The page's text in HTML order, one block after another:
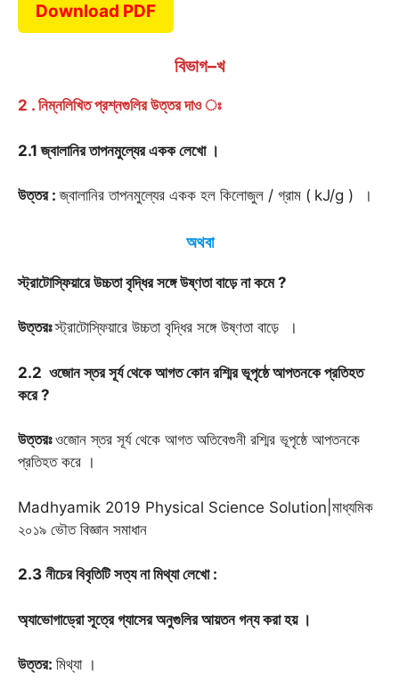
Download PDF
বিভাগ–খ
2 . নিম্নলিখিত প্রশ্নগুলির উত্তর দাও ঃ
2.1 জ্বালানির তাপনমুল্যের একক লেখো ।
উত্তর :জ্বালানির তাপনমুল্যের একক হল কিলোজুল / গ্রাম ( kJ/g ) ।
অথবা
স্ট্রাটোস্ফিয়ারে উচ্চতা বৃদ্ধির সঙ্গে উষ্ণতা বাড়ে না কমে?
উত্তরঃস্ট্রাটোস্ফিয়ারে উচ্চতা বৃদ্ধির সঙ্গে উষ্ণতা বাড়ে ।
2.2 ওজোন স্তর সূর্য থেকে আগত কোন রশ্মির ভূপৃষ্ঠে আপতনকে প্রতিহত
করে ?
উত্তরঃওজোন স্তর সূর্য থেকে আগত অতিবেগুনী রশ্মির ভূপৃষ্ঠে আপতনকে
প্রতিহত করে ।
Madhyamik 2019 Physical Science Solution|মাধ্যমিক
২০১৯ ভৌত বিজ্ঞান সমাধান
2.3 নীচের বিবৃতিটি সত্য না মিথ্যা লেখো :
অ্যাভোগাড্রো সূত্রে গ্যাসের অনুগুলির আয়তন গন্য করা হয় ।
উত্তর: মিথ্যা ।